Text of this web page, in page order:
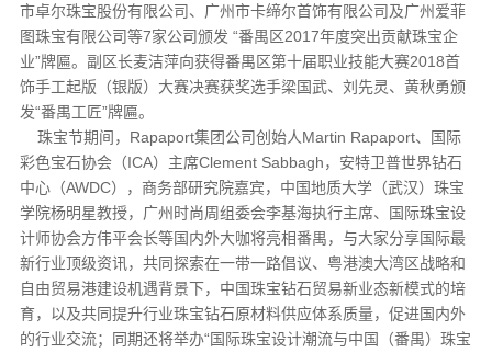
市卓尔珠宝股份有限公司、广州市卡缔尔首饰有限公司及广州爱菲
图珠宝有限公司等7家公司颁发 “番禺区2017年度突出贡献珠宝企
业”牌匾。副区长麦洁萍向获得番禺区第十届职业技能大赛2018首
饰手工起版（银版）大赛决赛获奖选手梁国武、刘先灵、黄秋勇颁
发“番禺工匠”牌匾。
珠宝节期间，Rapaport集团公司创始人Martin Rapaport、国际
彩色宝石协会（ICA）主席Clement Sabbagh，安特卫普世界钻石
中心（AWDC），商务部研究院嘉宾，中国地质大学（武汉）珠宝
学院杨明星教授，广州时尚周组委会李基海执行主席、国际珠宝设
计师协会方伟平会长等国内外大咖将亮相番禺，与大家分享国际最
新行业顶级资讯，共同探索在一带一路倡议、粤港澳大湾区战略和
自由贸易港建设机遇背景下，中国珠宝钻石贸易新业态新模式的培
育，以及共同提升行业珠宝钻石原材料供应体系质量，促进国内外
的行业交流；同期还将举办“国际珠宝设计潮流与中国（番禺）珠宝